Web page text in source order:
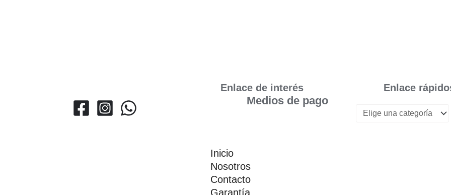
Enlace de interés
Medios de pago
Inicio
Nosotros
Contacto
Garantía
Enlace